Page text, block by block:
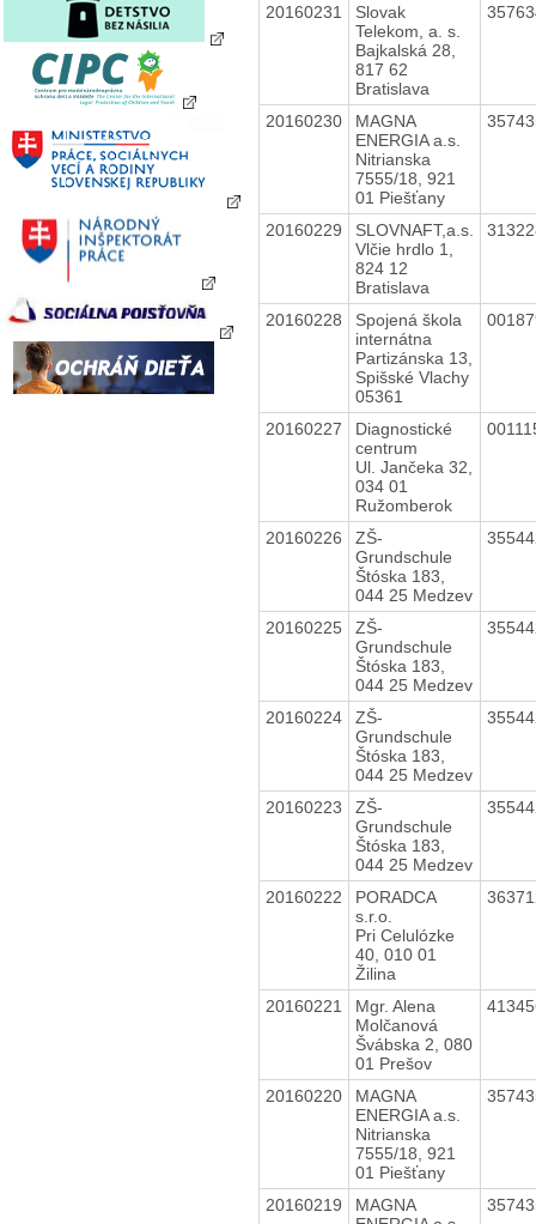
20160231
Slovak
Telekom, a. s.
Bajkalská 28,
817 62
Bratislava
20160230
MAGNA
ENERGIA a.s.
Nitrianska
7555/18, 921
01 Piešťany
20160229
SLOVNAFT,a.s.
Vlčie hrdlo 1,
824 12
Bratislava
20160228
Spojená škola
internátna
Partizánska 13,
Spišské Vlachy
05361
20160227
Diagnostické
centrum
Ul. Jančeka 32,
034 01
Ružomberok
20160226
ZŠ-
Grundschule
Štóska 183,
044 25 Medzev
20160225
ZŠ-
Grundschule
Štóska 183,
044 25 Medzev
20160224
ZŠ-
Grundschule
Štóska 183,
044 25 Medzev
20160223
ZŠ-
Grundschule
Štóska 183,
044 25 Medzev
20160222
PORADCA
s.r.o.
Pri Celulózke
40, 010 01
Žilina
20160221
Mgr. Alena
Molčanová
Švábska 2, 080
01 Prešov
20160220
MAGNA
ENERGIA a.s.
Nitrianska
7555/18, 921
01 Piešťany
20160219
MAGNA